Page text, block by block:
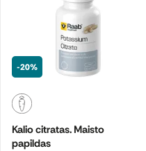
-20%
Kalio citratas. Maisto
papildas